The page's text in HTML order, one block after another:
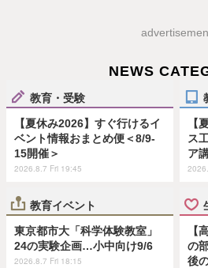
NEWS
教育・受験
【夏休み2026】すぐ行けるイ
ベント情報おまとめ便＜8/9-
15開催＞
2026.8.7 Fri 19:45
【
ス
ア
教育イベント
東京都市大「科学体験教室」
24の実験企画…小中向け9/6
2026.8.7 Fri 18:15
【
の
後